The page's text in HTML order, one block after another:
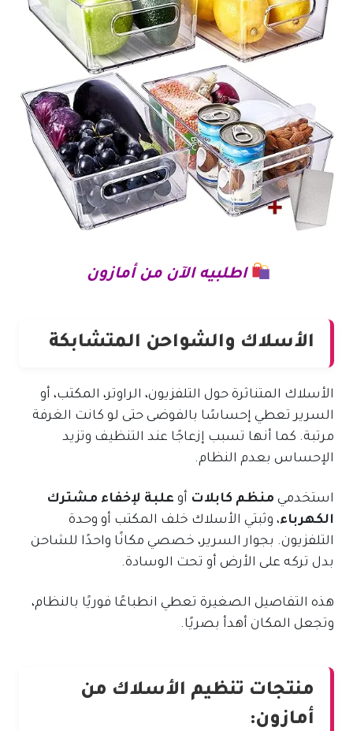
اطلبيه الآن من أمازون
الأسلاك والشواحن المتشابكة
الأسلاك المتناثرة حول التلفزيون، الراوتر، المكتب، أو
السرير تعطي إحساسًا بالفوضى حتى لو كانت الغرفة
مرتبة. كما أنها تسبب إزعاجًا عند التنظيف وتزيد
الإحساس بعدم النظام.
استخدمي منظم كابلات أو علبة لإخفاء مشترك
الكهرباء، وثبتي الأسلاك خلف المكتب أو وحدة
التلفزيون. بجوار السرير، خصصي مكانًا واحدًا للشاحن
بدل تركه على الأرض أو تحت الوسادة.
هذه التفاصيل الصغيرة تعطي انطباعًا فوريًا بالنظام،
وتجعل المكان أهدأ بصريًا.
منتجات تنظيم الأسلاك من
أمازون: